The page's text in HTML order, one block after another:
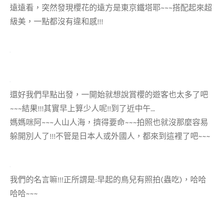
遠遠看，突然發現櫻花的遠方是東京鐵塔耶~~~搭配起來超
級美，一點都沒有違和感!!!
還好我們早點出發，一開始就想說賞櫻的遊客也太多了吧
~~~結果!!!其實早上算少人呢!!到了近中午…
媽媽咪阿~~~人山人海，擠得要命~~~拍照也就沒那麼容易
躲開別人了!!!不管是日本人或外國人，都來到這裡了吧~~~
我們的名言嘛!!!正所謂是:早起的鳥兒有照拍(蟲吃)，哈哈
哈哈~~~